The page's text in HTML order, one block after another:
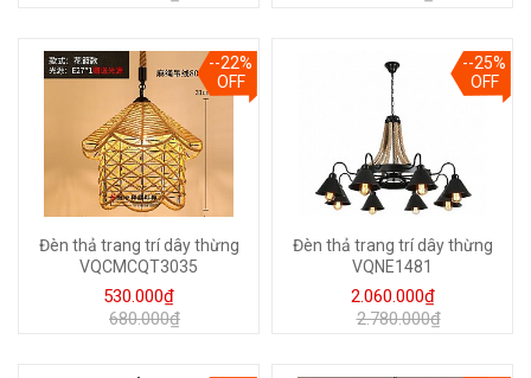
--22%
OFF
Đèn thả trang trí dây thừng
VQCMCQT3035
530.000₫
680.000₫
--25%
OFF
Đèn thả trang trí dây thừng
VQNE1481
2.060.000₫
2.780.000₫